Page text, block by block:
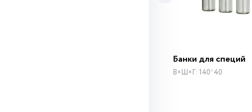
Банки для специй
В×Ш×Г: 140*40